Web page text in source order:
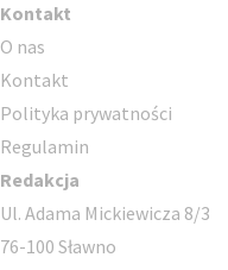
Kontakt
O nas
Kontakt
Polityka prywatności
Regulamin
Redakcja
Ul. Adama Mickiewicza 8/3
76-100 Sławno